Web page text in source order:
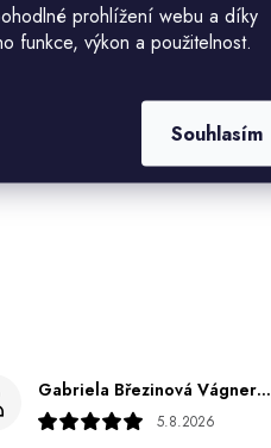
prohlížení webu a díky
funkce, výkon a použitelnost.
Souhlasím
Gabriela Březinová Vágnerová
5.8.2026